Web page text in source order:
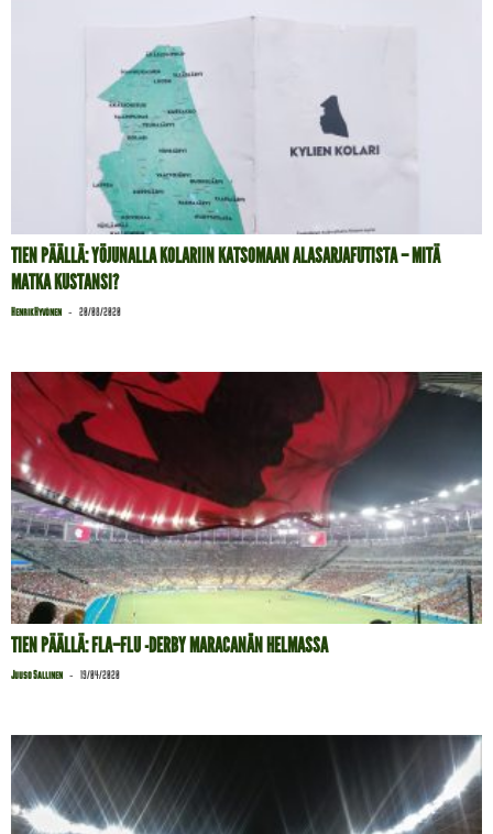
TIEN PÄÄLLÄ: YÖJUNALLA KOLARIIN KATSOMAAN ALASARJAFUTISTA – MITÄ
MATKA KUSTANSI?
Henrik Hyvönen - 20/08/2020
TIEN PÄÄLLÄ: FLA–FLU -DERBY MARACANÃN HELMASSA
Juuso Sallinen - 19/04/2020